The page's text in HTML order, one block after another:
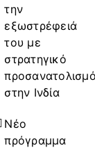
την
εξωστρέφειά
του με
στρατηγικό
στην Ινδία
Νέο
πρόγραμμα